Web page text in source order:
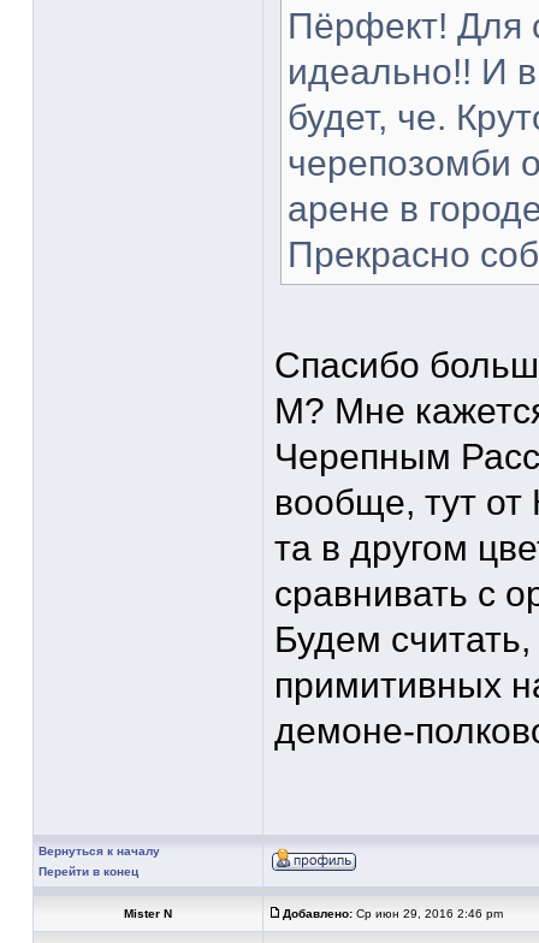
Пёрфект! Для
идеально!! И
будет, че.
черепозомби
арене в
Прекрасно
Спасибо
М? Мне
Черепным
вообще, тут от
та в другом
сравнивать с
Будем
примитивных
демоне-
Вернуться к началу
Перейти в конец
Mister N Добавлено: Ср июн 29, 2016 2:46 pm